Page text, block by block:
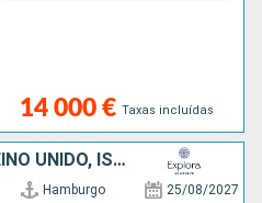
14 000 € Taxas incluídas
ALEMANHA, IRLANDA, REINO UNIDO, ISLÂNDIA, GROENLANDIA, ANTÍGUA E BARBUDA, MARTINICA, CANADÁ
Hamburgo 25/08/2027